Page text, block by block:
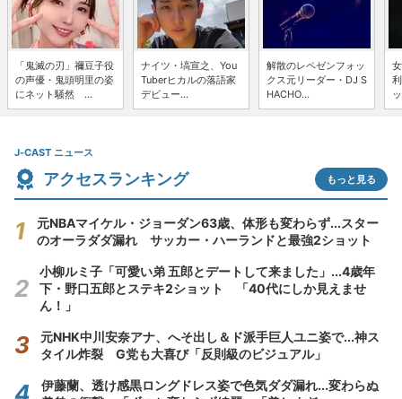
「鬼滅の刃」禰豆子役
の声優・鬼頭明里の姿
にネット騒然 ...
ナイツ・塙宣之、You
Tuberヒカルの落語家
デビュー...
解散のレペゼンフォッ
クス元リーダー・DJ S
HACHO...
J-CAST ニュース
アクセスランキング もっと見る
元NBAマイケル・ジョーダン63歳、体形も変わらず...スター
のオーラダダ漏れ サッカー・ハーランドと最強2ショット
小柳ルミ子「可愛い弟 五郎とデートして来ました」...4歳年
下・野口五郎とステキ2ショット 「40代にしか見えませ
ん！」
元NHK中川安奈アナ、へそ出し＆ド派手巨人ユニ姿で...神ス
タイル炸裂 G党も大喜び「反則級のビジュアル」
伊藤蘭、透け感黒ロングドレス姿で色気ダダ漏れ...変わらぬ